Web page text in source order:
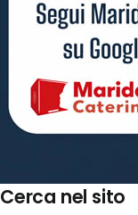
Cerca nel sito